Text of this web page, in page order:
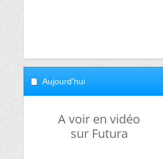
Aujourd'hui
A voir en vidéo
sur Futura